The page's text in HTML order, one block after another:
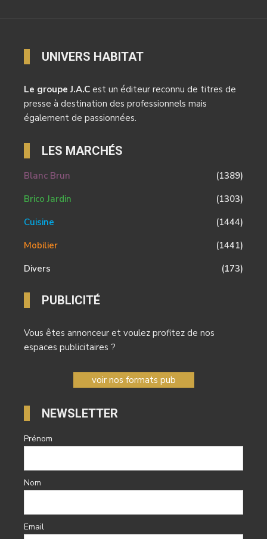
UNIVERS HABITAT
Le groupe J.A.C est un éditeur reconnu de titres de
presse à destination des professionnels mais
également de passionnées.
LES MARCHÉS
Blanc Brun
(1389)
Brico Jardin
(1303)
Cuisine
(1444)
Mobilier
(1441)
Divers
(173)
PUBLICITÉ
Vous êtes annonceur et voulez profitez de nos
espaces publicitaires ?
voir nos formats pub
NEWSLETTER
Prénom
Nom
Email